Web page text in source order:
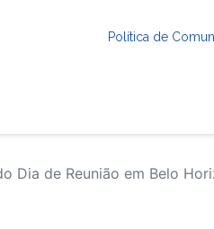
Política de
Dia de Reunião em Belo